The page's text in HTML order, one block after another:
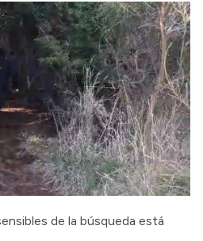
de la búsqueda está